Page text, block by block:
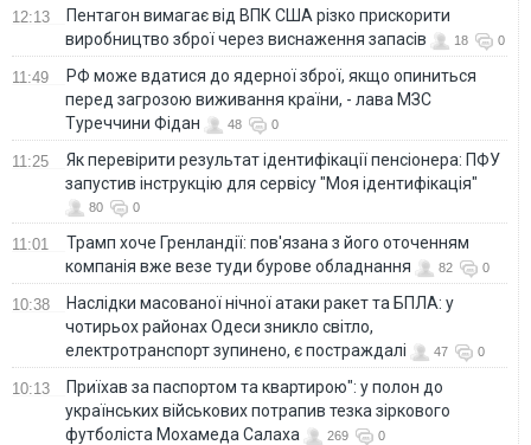
12:13
Пентагон вимагає від ВПК США різко прискорити
виробництво зброї через виснаження запасів
18 0
11:49
РФ може вдатися до ядерної зброї, якщо опиниться
перед загрозою виживання країни, - лава МЗС
Туреччини Фідан
48 0
11:25
Як перевірити результат ідентифікації пенсіонера: ПФУ
запустив інструкцію для сервісу "Моя ідентифікація"
80 0
11:01
Трамп хоче Гренландії: пов'язана з його оточенням
компанія вже везе туди бурове обладнання
82 0
10:38
Наслідки масованої нічної атаки ракет та БПЛА: у
чотирьох районах Одеси зникло світло,
електротранспорт зупинено, є постраждалі
47 0
10:13
Приїхав за паспортом та квартирою": у полон до
українських військових потрапив тезка зіркового
футболіста Мохамеда Салаха
269 0